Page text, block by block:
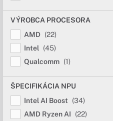
VÝROBCA PROCESORA
AMD (22)
Intel
(45)
Qualcomm (1)
ŠPECIFIKÁCIA NPU
Intel AI Boost
(34)
AMD Ryzen AI
(22)